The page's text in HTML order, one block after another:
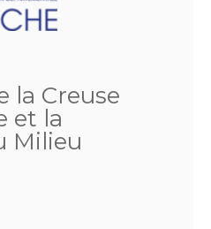
la Creuse
et la
Milieu